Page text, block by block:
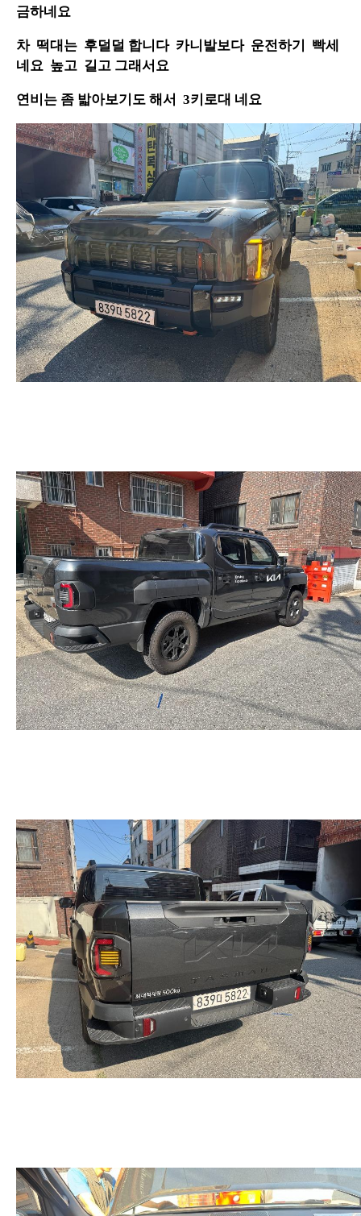
금하네요
차 떡대는 후덜덜 합니다 카니발보다 운전하기 빡세
네요 높고 길고 그래서요
연비는 좀 밟아보기도 해서 3키로대 네요